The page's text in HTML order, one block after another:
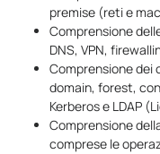
premise (reti e
Comprensione
DNS, VPN,
Comprensione dei
domain, forest,
Kerberos e LDAP
Comprensione
comprese le